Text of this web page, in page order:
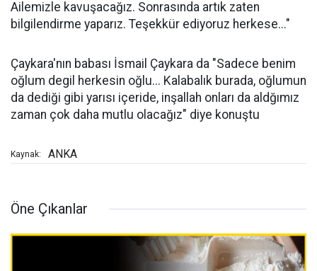
Ailemizle kavuşacağız. Sonrasında artık zaten
bilgilendirme yaparız. Teşekkür ediyoruz herkese..."
Çaykara'nın babası İsmail Çaykara da "Sadece benim
oğlum degil herkesin oğlu... Kalabalık burada, oğlumun
da dediği gibi yarısı içeride, inşallah onları da aldğımız
zaman çok daha mutlu olacağız" diye konuştu
Kaynak: ANKA
Öne Çıkanlar